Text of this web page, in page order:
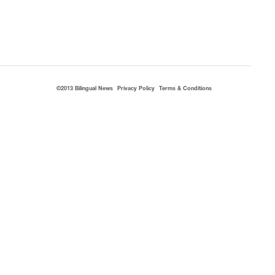
©2013 Bilingual News Privacy Policy Terms & Conditions